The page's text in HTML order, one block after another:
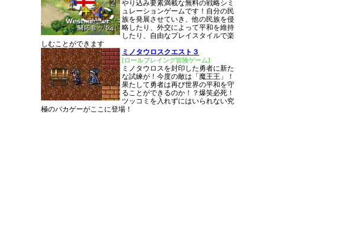
やり込み要素満載な無料の戦略シミ
ュレーションゲームです！自分の民
族を発展させていき、他の民族を侵
略したり、外交によって平和を維持
したり、自由なプレイスタイルで楽
しむことができます
ミノタウロスクエスト３
[ロールプレイング冒険ゲーム]
ミノタウロスを封印した勇者に新た
な試練が！今度の敵は「魔王王」！
果たして勇者は再び世界の平和を守
ることができるのか！？爆笑必死！
ツッコミを入れずにはいられない究
極のバカゲーがここに登場！